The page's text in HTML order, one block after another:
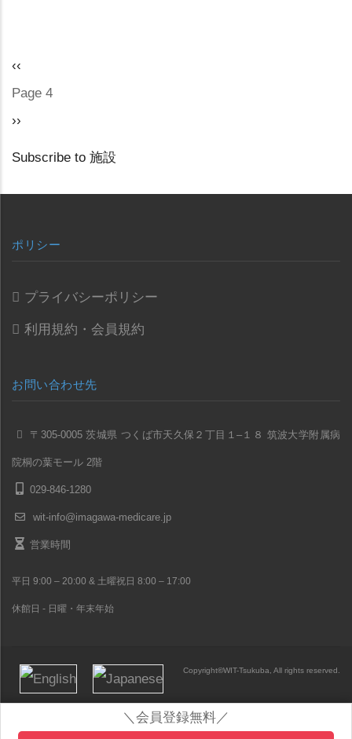
PAGINATION
Previous
page
‹‹
Page 4
Next
››
Subscribe to 施設
＼会員登録無料／
ポリシー
プライバシーポリシー
利用規約・会員規約
お問い合わせ先
〒305-0005 茨城県 つくば市天久保２丁目１–１８ 筑波大学附属病
院桐の葉モール 2階
029-846-1280
wit-info@imagawa-medicare.jp
営業時間
平日 9:00 – 20:00 & 土曜祝日 8:00 – 17:00
休館日 - 日曜・年末年始
Copyright©WIT-Tsukuba, All rights reserved.